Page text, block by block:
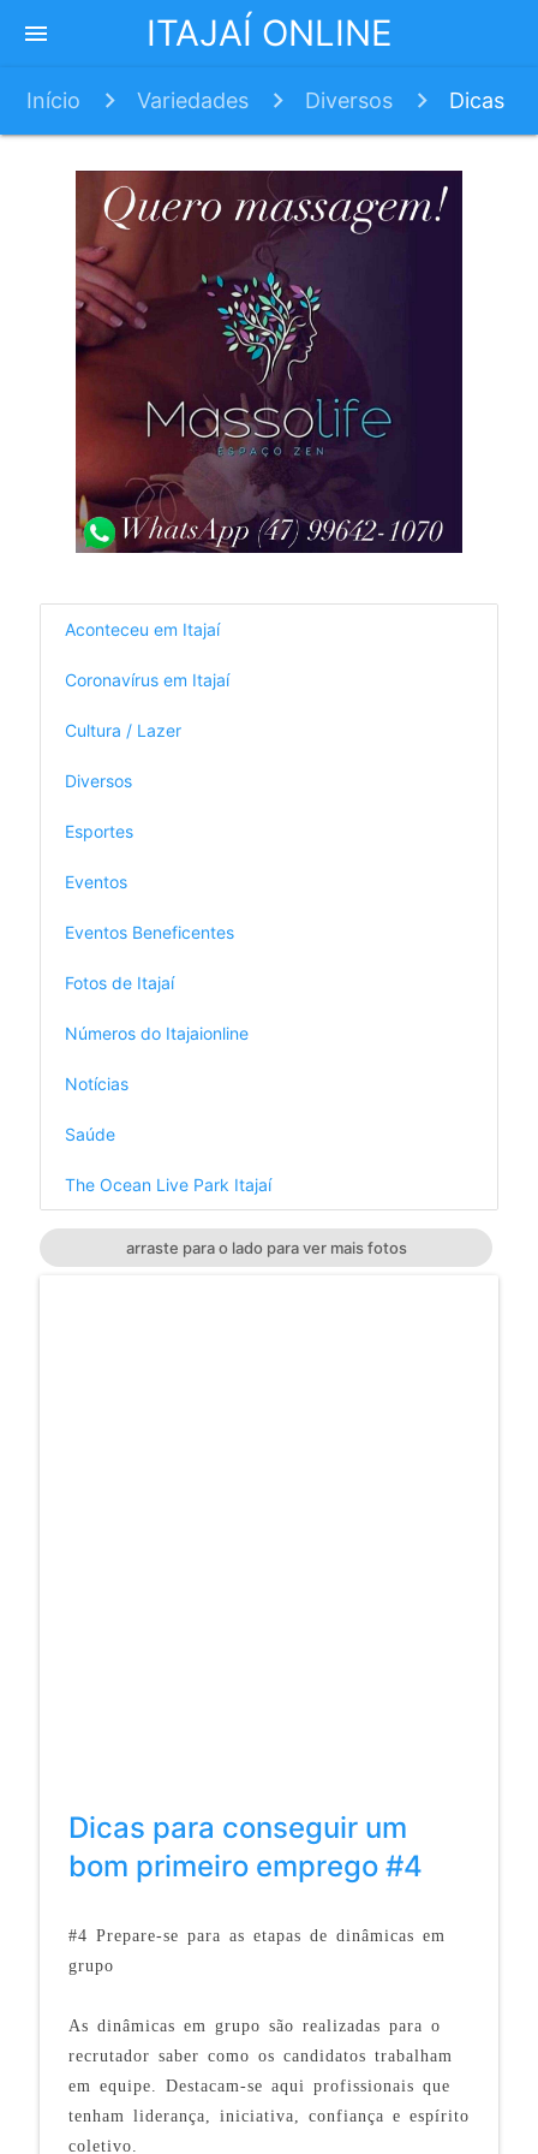
ITAJAÍ ONLINE
menu
Início Variedades Diversos Dicas
para conseguir um bom primeiro emprego #4
Aconteceu em Itajaí
Coronavírus em Itajaí
Cultura / Lazer
Diversos
Esportes
Eventos
Eventos Beneficentes
Fotos de Itajaí
Números do Itajaionline
Notícias
Saúde
The Ocean Live Park Itajaí
arraste para o lado para ver mais fotos
Dicas para conseguir um
bom primeiro emprego #4
#4 Prepare-se para as etapas de dinâmicas em
grupo
As dinâmicas em grupo são realizadas para o
recrutador saber como os candidatos trabalham
em equipe. Destacam-se aqui profissionais que
tenham liderança, iniciativa, confiança e espírito
coletivo.